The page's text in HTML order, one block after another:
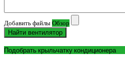
Добавить файлы Обзор
Найти вентилятор
Подобрать крыльчатку кондиционера